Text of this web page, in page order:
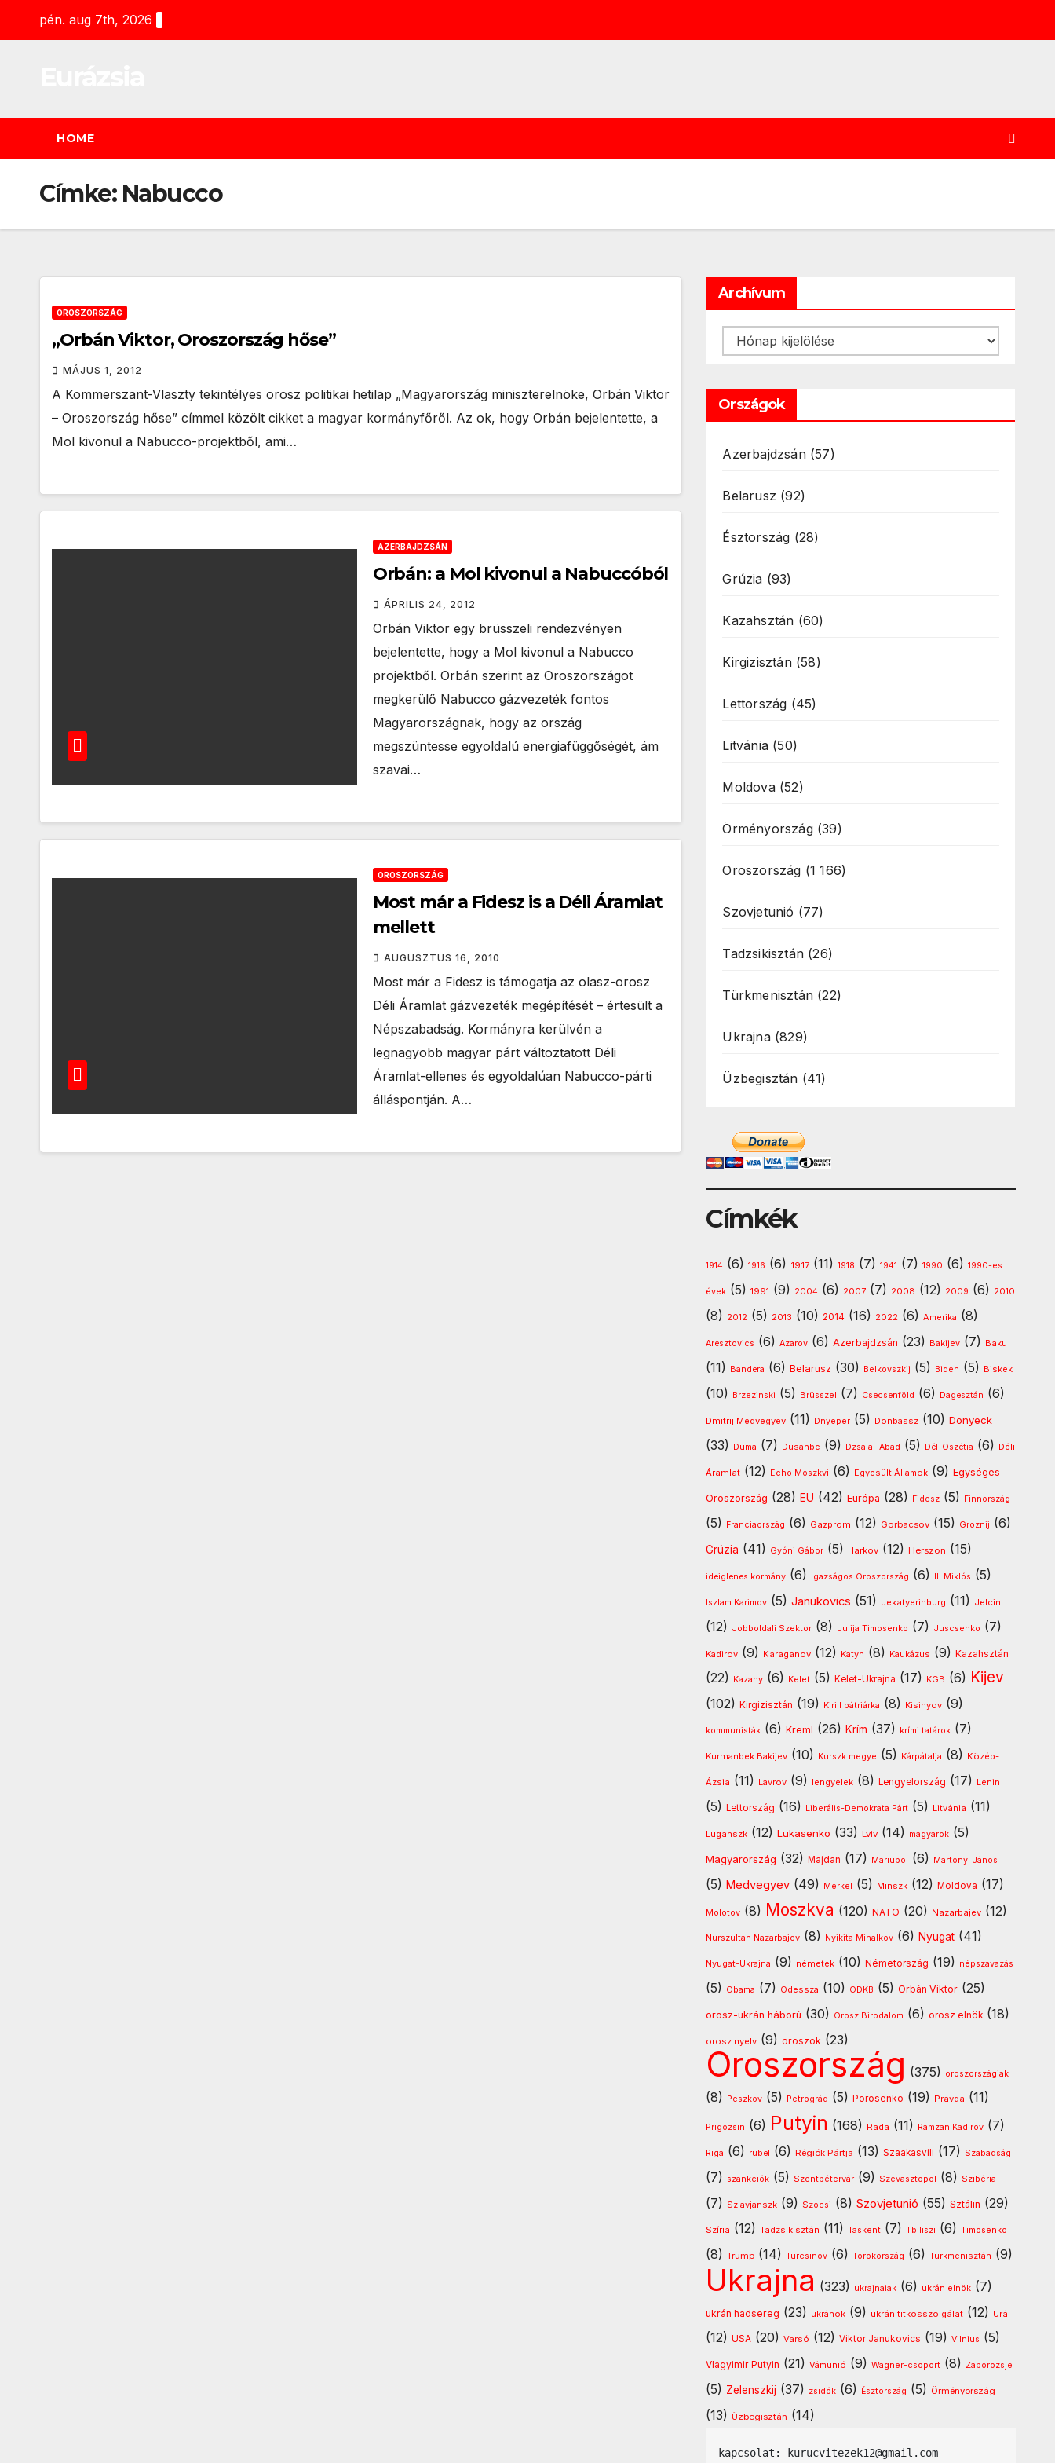
pén. aug 7th, 2026
HOME
Címke: Nabucco
OROSZORSZÁG
„Orbán Viktor, Oroszország hőse”
MÁJUS 1, 2012
A Kommerszant-Vlaszty tekintélyes orosz politikai hetilap „Magyarország miniszterelnöke, Orbán Viktor
– Oroszország hőse” címmel közölt cikket a magyar kormányfőről. Az ok, hogy Orbán bejelentette, a
Mol kivonul a Nabucco-projektből, ami…
AZERBAJDZSÁN
Orbán: a Mol kivonul a Nabuccóból
ÁPRILIS 24, 2012
Orbán Viktor egy brüsszeli rendezvényen
bejelentette, hogy a Mol kivonul a Nabucco
projektből. Orbán szerint az Oroszországot
megkerülő Nabucco gázvezeték fontos
Magyarországnak, hogy az ország
megszüntesse egyoldalú energiafüggőségét, ám
szavai…
OROSZORSZÁG
Most már a Fidesz is a Déli Áramlat
mellett
AUGUSZTUS 16, 2010
Most már a Fidesz is támogatja az olasz-orosz
Déli Áramlat gázvezeték megépítését – értesült a
Népszabadság. Kormányra kerülvén a
legnagyobb magyar párt változtatott Déli
Áramlat-ellenes és egyoldalúan Nabucco-párti
álláspontján. A…
Archívum
Archívum
Országok
Azerbajdzsán(57)
Belarusz (92)
Észtország (28)
Grúzia (93)
Kazahsztán (60)
Kirgizisztán(58)
Lettország (45)
Litvánia(50)
Moldova(52)
Örményország(39)
Oroszország (1 166)
Szovjetunió (77)
Tadzsikisztán(26)
Türkmenisztán(22)
Ukrajna(829)
Üzbegisztán (41)
Címkék
1914 (6)1916 (6) 1917 (11)1918 (7)1941 (7)1990 (6)1990-es
évek (5)1991 (9) 2004 (6) 2007 (7) 2008 (12) 2009 (6) 2010
(8) 2012 (5) 2013 (10) 2014 (16) 2022 (6)Amerika (8)
Aresztovics (6)Azarov (6)Azerbajdzsán (23) Bakijev (7) Baku
(11) Bandera (6)Belarusz (30) Belkovszkij (5) Biden (5) Biskek
(10) Brzezinski (5) Brüsszel (7) Csecsenföld (6) Dagesztán (6)
Dmitrij Medvegyev (11) Dnyeper (5) Donbassz (10)Donyeck
(33) Duma (7) Dusanbe (9) Dzsalal-Abad (5) Dél-Oszétia (6) Déli
Áramlat (12) Echo Moszkvi (6) Egyesült Államok (9)Egységes
Oroszország (28)EU (42)Európa (28) Fidesz (5) Finnország
(5) Franciaország (6) Gazprom (12) Gorbacsov (15) Groznij (6)
Grúzia (41) Gyóni Gábor (5) Harkov (12) Herszon (15)
ideiglenes kormány (6) Igazságos Oroszország (6) II. Miklós (5)
Iszlam Karimov (5)Janukovics (51) Jekatyerinburg (11) Jelcin
(12) Jobboldali Szektor (8) Julija Timosenko (7) Juscsenko (7)
Kadirov (9) Karaganov (12) Katyn (8) Kaukázus (9)Kazahsztán
(22) Kazany (6) Kelet (5)Kelet-Ukrajna (17) KGB (6) Kijev
(102)Kirgizisztán (19) Kirill pátriárka (8) Kisinyov (9)
kommunisták (6)Kreml (26)Krím (37) krími tatárok (7)
Kurmanbek Bakijev (10) Kurszk megye (5) Kárpátalja (8) Közép-
Ázsia (11) Lavrov (9) lengyelek (8)Lengyelország (17) Lenin
(5)Lettország (16) Liberális-Demokrata Párt (5) Litvánia (11)
Luganszk (12)Lukasenko (33) Lviv (14) magyarok (5)
Magyarország (32)Majdan (17) Mariupol (6) Martonyi János
(5)Medvegyev (49) Merkel (5) Minszk (12)Moldova (17)
Molotov (8) Moszkva (120)NATO (20) Nazarbajev (12)
Nurszultan Nazarbajev (8) Nyikita Mihalkov (6)Nyugat (41)
Nyugat-Ukrajna (9) németek (10)Németország (19) népszavazás
(5) Obama (7) Odessza (10) ODKB (5)Orbán Viktor (25)
orosz-ukrán háború (30) Orosz Birodalom (6) orosz elnök (18)
orosz nyelv (9)oroszok (23)
Oroszország (375) oroszországiak
(8) Peszkov (5) Petrográd (5)Porosenko (19) Pravda (11)
Prigozsin (6) Putyin (168) Rada (11) Ramzan Kadirov (7)
Riga (6) rubel (6) Régiók Pártja (13)Szaakasvili (17) Szabadság
(7) szankciók (5) Szentpétervár (9) Szevasztopol (8) Szibéria
(7) Szlavjanszk (9) Szocsi (8)Szovjetunió (55)Sztálin (29)
Szíria (12)Tadzsikisztán (11)Taskent (7)Tbiliszi (6)Timosenko
(8)Trump (14)Turcsinov (6)Törökország (6)Türkmenisztán (9)
Ukrajna (323) ukrajnaiak (6) ukrán elnök (7)
ukrán hadsereg (23) ukránok (9) ukrán titkosszolgálat (12) Urál
(12)USA (20)Varsó (12)Viktor Janukovics (19)Vilnius (5)
Vlagyimir Putyin (21)Vámunió (9)Wagner-csoport (8) Zaporozsje
(5) Zelenszkij (37) zsidók (6) Észtország (5) Örményország
(13) Üzbegisztán (14)
kapcsolat: kurucvitezek12@gmail.com